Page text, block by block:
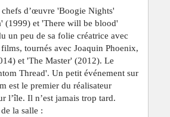
chefs d’œuvre 'Boogie Nights'
(1999) et 'There will be blood'
un peu de sa folie créatrice avec
tournés avec Joaquin Phoenix,
et 'The Master' (2012). Le
Thread'. Un petit événement sur
est le premier du réalisateur
l’île. Il n’est jamais trop tard.
la salle :